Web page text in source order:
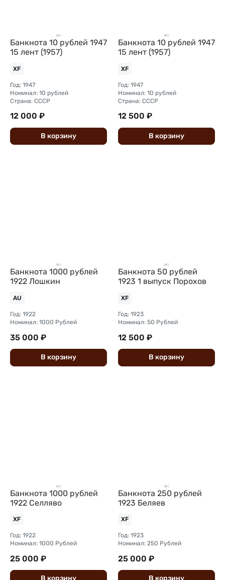
Банкнота 10 рублей 1947
15 лент (1957)
XF
Год: 1947
Номинал: 10 рублей
Страна: СССР
12 000 ₽
В корзину
Банкнота 10 рублей 1947
15 лент (1957)
XF
Год: 1947
Номинал: 10 рублей
Страна: СССР
12 500 ₽
В корзину
Банкнота 1000 рублей
1922 Лошкин
AU
Год: 1922
Номинал: 1000 Рублей
35 000 ₽
В корзину
Банкнота 50 рублей
1923 1 выпуск Порохов
XF
Год: 1923
Номинал: 50 Рублей
12 500 ₽
В корзину
Банкнота 1000 рублей
1922 Селляво
XF
Год: 1922
Номинал: 1000 Рублей
25 000 ₽
Банкнота 250 рублей
1923 Беляев
XF
Год: 1923
Номинал: 250 Рублей
25 000 ₽